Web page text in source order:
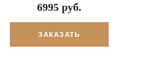
6995 руб.
ЗАКАЗАТЬ